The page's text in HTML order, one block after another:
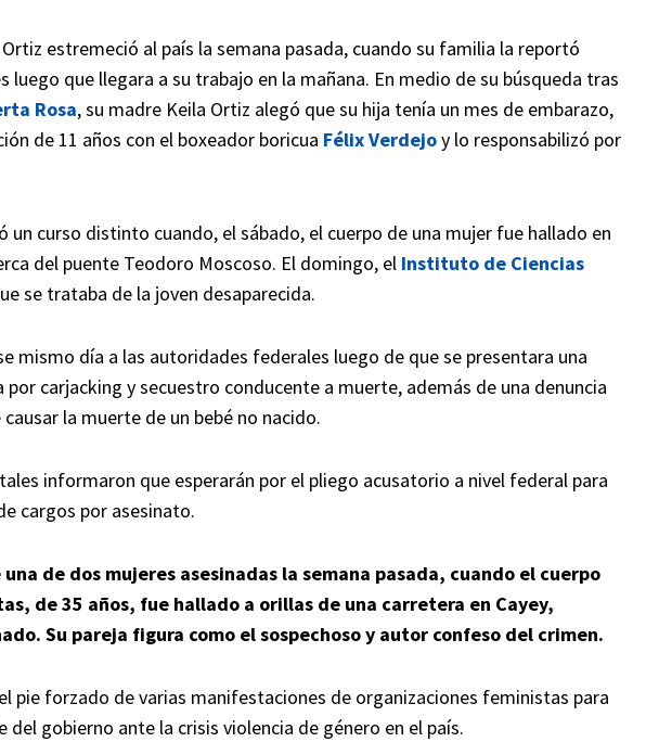
estremeció al país la semana pasada, cuando su familia la reportó
luego que llegara a su trabajo en la mañana. En medio de su búsqueda tras
Rosa, su madre Keila Ortiz alegó que su hija tenía un mes de embarazo,
de 11 años con el boxeador boricua Félix Verdejoy lo responsabilizó por
un curso distinto cuando, el sábado, el cuerpo de una mujer fue hallado en
del puente Teodoro Moscoso. El domingo, el Instituto de Ciencias
se trataba de la joven desaparecida.
mismo día a las autoridades federales luego de que se presentara una
por carjacking y secuestro conducente a muerte, además de una denuncia
la muerte de un bebé no nacido.
informaron que esperarán por el pliego acusatorio a nivel federal para
cargos por asesinato.
de dos mujeres asesinadas la semana pasada, cuando el cuerpo
de 35 años, fue hallado a orillas de una carretera en Cayey,
Su pareja figura como el sospechoso y autor confeso del crimen.
pie forzado de varias manifestaciones de organizaciones feministas para
del gobierno ante la crisis violencia de género en el país.